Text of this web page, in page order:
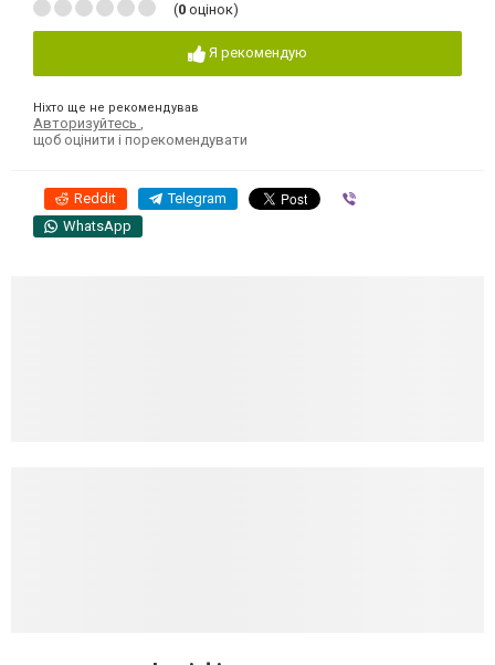
(0 оцінок)
Я рекомендую
Ніхто ще не рекомендував
Авторизуйтесь
щоб оцінити і порекомендувати
Reddit Telegram
WhatsApp